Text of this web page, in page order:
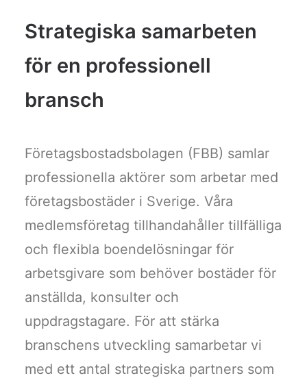
Strategiska samarbeten
för en professionell
bransch
Företagsbostadsbolagen (FBB) samlar
professionella aktörer som arbetar med
företagsbostäder i Sverige. Våra
medlemsföretag tillhandahåller tillfälliga
och flexibla boendelösningar för
arbetsgivare som behöver bostäder för
anställda, konsulter och
uppdragstagare. För att stärka
branschens utveckling samarbetar vi
med ett antal strategiska partners som